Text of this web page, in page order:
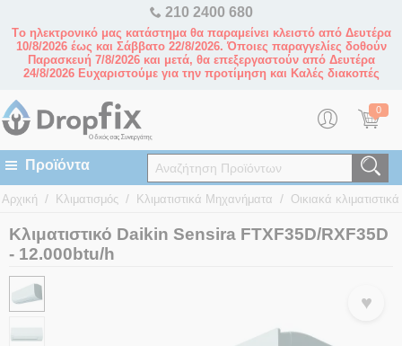
210 2400 680
Tο ηλεκτρονικό μας κατάστημα θα παραμείνει κλειστό από Δευτέρα
10/8/2026 έως και Σάββατο 22/8/2026. Όποιες παραγγελίες δοθούν
Παρασκευή 7/8/2026 και μετά, θα επεξεργαστούν από Δευτέρα
24/8/2026 Ευχαριστούμε για την προτίμηση και Καλές διακοπές
0
Αρχική / Κλιματισμός / Κλιματιστικά Μηχανήματα / Οικιακά
Κλιματιστικό Daikin Sensira FTXF35D/RXF35D
- 12.000btu/h
♥